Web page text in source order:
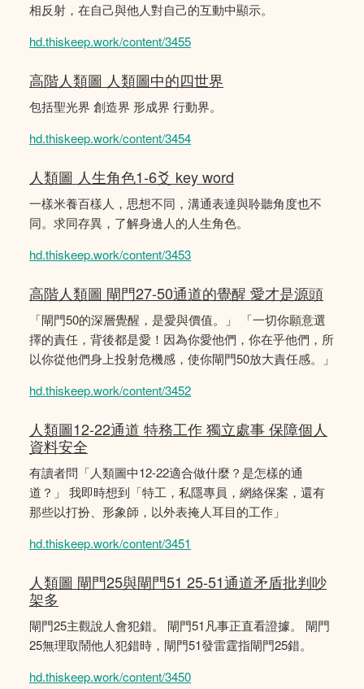
相反射，在自己與他人對自己的互動中顯示。
hd.thiskeep.work/content/3455
高階人類圖 人類圖中的四世界
包括聖光界 創造界 形成界 行動界。
hd.thiskeep.work/content/3454
人類圖 人生角色1-6爻 key word
一樣米養百樣人，思想不同，溝通表達與聆聽角度也不
同。求同存異，了解身邊人的人生角色。
hd.thiskeep.work/content/3453
高階人類圖 閘門27-50通道的覺醒 愛才是源頭
「閘門50的深層覺醒，是愛與價值。」 「一切你願意選
擇的責任，背後都是愛！因為你愛他們，你在乎他們，所
以你從他們身上投射危機感，使你閘門50放大責任感。」
hd.thiskeep.work/content/3452
人類圖12-22通道 特務工作 獨立處事 保障個人
資料安全
有讀者問「人類圖中12-22適合做什麼？是怎樣的通
道？」 我即時想到「特工，私隱專員，網絡保案，還有
那些以打扮、形象師，以外表掩人耳目的工作」
hd.thiskeep.work/content/3451
人類圖 閘門25與閘門51 25-51通道矛盾批判吵
架多
閘門25主觀說人會犯錯。 閘門51凡事正直看證據。 閘門
25無理取鬧他人犯錯時，閘門51發雷霆指閘門25錯。
hd.thiskeep.work/content/3450